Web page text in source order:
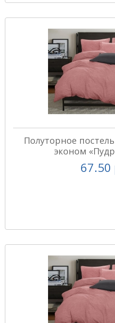
Полуторное
эконом
67.50